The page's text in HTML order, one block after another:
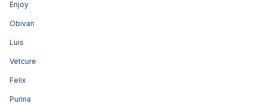
Enjoy
Obivan
Luis
Vetcure
Felix
Purina